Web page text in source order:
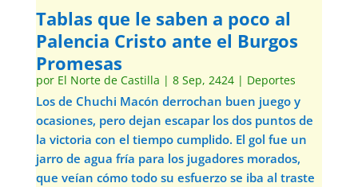
Tablas que le saben a poco al
Palencia Cristo ante el Burgos
Promesas
por El Norte de Castilla | 8 Sep, 2424| Deportes
Los de Chuchi Macón derrochan buen juego y
ocasiones, pero dejan escapar los dos puntos de
la victoria con el tiempo cumplido. El gol fue un
jarro de agua fría para los jugadores morados,
que veían cómo todo su esfuerzo se iba al traste